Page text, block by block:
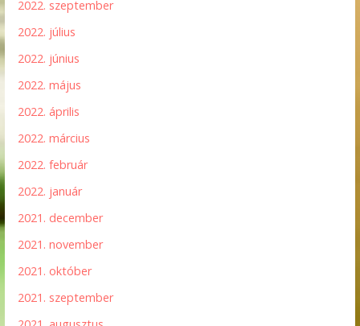
2022. szeptember
2022. július
2022. június
2022. május
2022. április
2022. március
2022. február
2022. január
2021. december
2021. november
2021. október
2021. szeptember